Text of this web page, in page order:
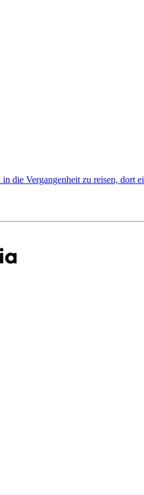
die Vergangenheit zu reisen, dort